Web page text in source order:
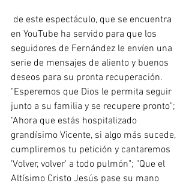
en YouTube ha servido para que los
seguidores de Fernández le envíen una
serie de mensajes de aliento y buenos
deseos para su pronta recuperación.
"Esperemos que Dios le permita seguir
junto a su familia y se recupere pronto";
"Ahora que estás hospitalizado
grandísimo Vicente, si algo más sucede,
cumpliremos tu petición y cantaremos
'Volver, volver' a todo pulmón"; "Que el
Altísimo Cristo Jesús pase su mano